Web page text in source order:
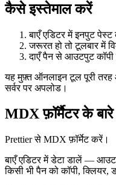
कैसे इस्तेमाल करें
बाएँ एडिटर में इनपुट
जरूरत हो तो टूलबार में
दाएँ पैन से आउटपुट
यह मुफ़्त ऑनलाइन टूल पूरी
सर्वर पर अपलोड।
MDX फ़ॉर्मैटर के
Prettier से MDX फ़ॉर्मेट करें।
बाएँ एडिटर में डेटा डालें —
किसी भी पैन को कॉपी,